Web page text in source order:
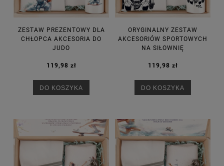
ZESTAW PREZENTOWY DLA
CHŁOPCA AKCESORIA DO
JUDO
119,98 zł
DO KOSZYKA
ORYGINALNY ZESTAW
AKCESORIÓW SPORTOWYCH
NA SIŁOWNIĘ
119,98 zł
DO KOSZYKA